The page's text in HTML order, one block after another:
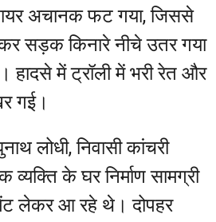
अचानक फट गया, जिससे
सड़क किनारे नीचे उतर गया
हादसे में ट्रॉली में भरी रेत और
गई।
लोधी, निवासी कांचरी
के घर निर्माण सामग्री
लेकर आ रहे थे। दोपहर